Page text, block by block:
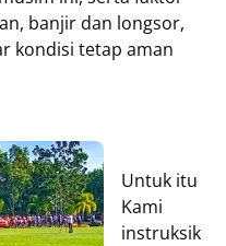
banjir dan longsor,
kondisi tetap aman
Untuk itu
Kami
instruksik